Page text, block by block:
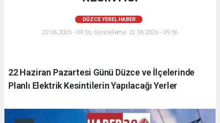
DÜZCE YEREL HABER
22.06.2026 - 09:56, Güncelleme: 22.06.2026 - 09:56
22 Haziran Pazartesi Günü Düzce ve İlçelerinde
Planlı Elektrik Kesintilerin Yapılacağı Yerler